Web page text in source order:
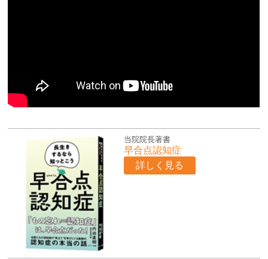
当院院長著書
早合点認知症
詳しく見る